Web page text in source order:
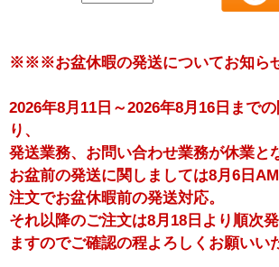
※※※お盆休暇の発送についてお知
2026年8月11日～2026年8月16日まで
り、
発送業務、お問い合わせ業務が休業と
お盆前の発送に関しましては8月6日
注文でお盆休暇前の発送対応。
それ以降のご注文は8月18日より順次
ますのでご確認の程よろしくお願いい